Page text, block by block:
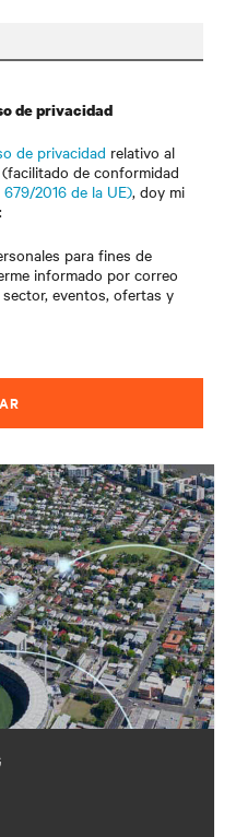
de privacidad
de privacidad relativo al
de conformidad
2016 de la UE), doy mi
para fines de
informado por correo
eventos, ofertas y